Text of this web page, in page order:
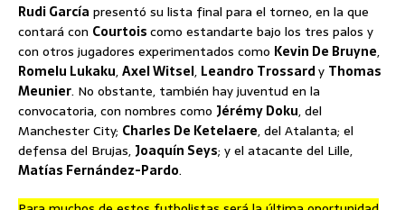
Rudi García presentó su lista final para el torneo, en la que
contará con Courtoiscomo estandarte bajo los tres palos y
con otros jugadores experimentados como Kevin De Bruyne,
Romelu Lukaku,Axel Witsel, Leandro Trossardy Thomas
Meunier. No obstante, también hay juventud en la
convocatoria, con nombres como Jérémy Doku, del
Manchester City; Charles De Ketelaere, del Atalanta; el
defensa del Brujas, Joaquín Seys; y el atacante del Lille,
Matías Fernández-Pardo.